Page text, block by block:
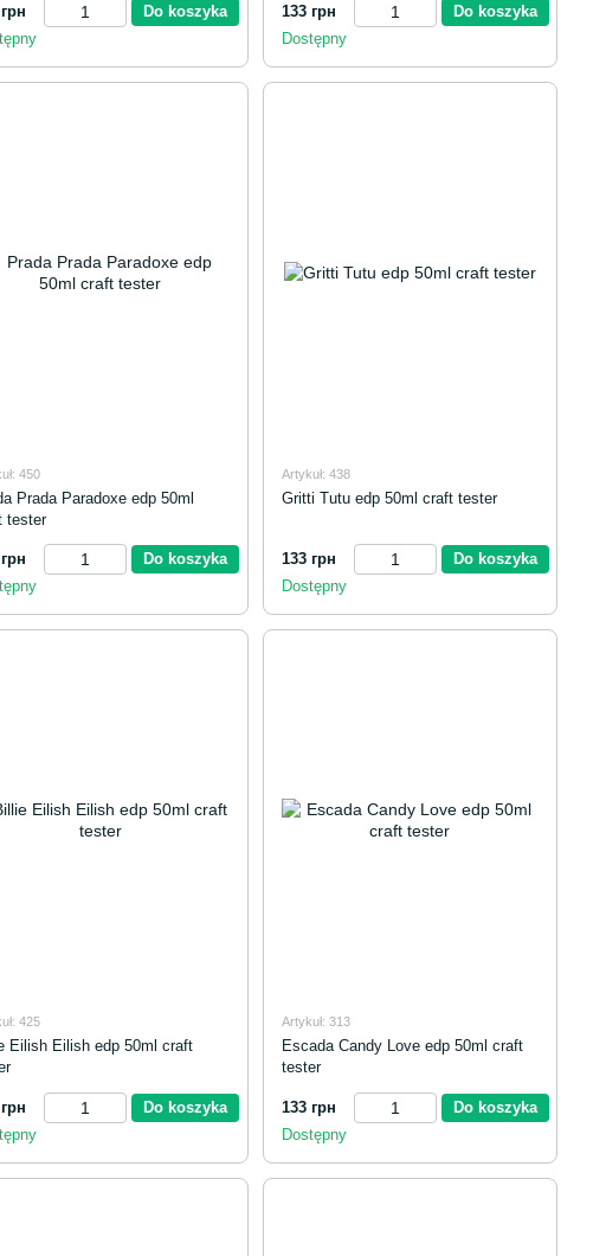
Do koszyka
133 грн
Do koszyka
Dostępny
450
Prada Paradoxe edp 50ml
tester
Do koszyka
Artykuł: 438
Gritti Tutu edp 50ml craft tester
133 грн
Do koszyka
Dostępny
425
Eilish Eilish edp 50ml craft
Do koszyka
Artykuł: 313
Escada Candy Love edp 50ml craft
tester
133 грн
Do koszyka
Dostępny